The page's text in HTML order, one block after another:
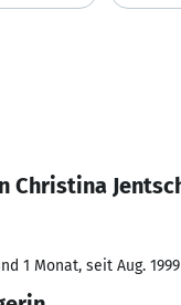
Christina
1 Monat, seit Aug. 1999